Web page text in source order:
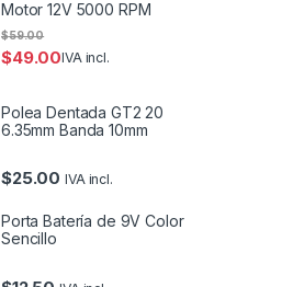
Motor 12V 5000 RPM
$49.00
$59.00
IVA incl.
Polea Dentada GT2 20
6.35mm Banda 10mm
$25.00 IVA incl.
Porta Batería de 9V Color
Sencillo